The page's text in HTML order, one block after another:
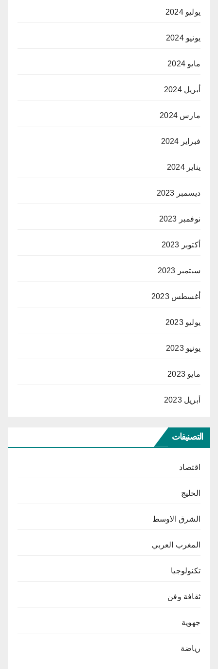
يوليو 2024
يونيو 2024
مايو 2024
أبريل 2024
مارس 2024
فبراير 2024
يناير 2024
ديسمبر 2023
نوفمبر 2023
أكتوبر 2023
سبتمبر 2023
أغسطس 2023
يوليو 2023
يونيو 2023
مايو 2023
أبريل 2023
التصنيفات
اقتصاد
الخليج
الشرق الاوسط
المغرب العربي
تكنولوجيا
ثقافة وفن
جهوية
رياضة